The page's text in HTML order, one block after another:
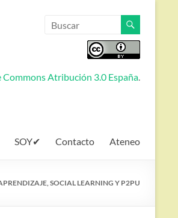
Commons Atribución 3.0 España.
SOY✔ Contacto Ateneo
SOCIAL LEARNING Y P2PU